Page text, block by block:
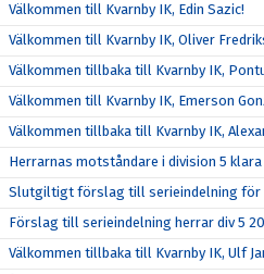
Välkommen till Kvarnby IK, Edin Sazic!
Välkommen till Kvarnby IK, Oliver
Välkommen tillbaka till Kvarnby IK,
Välkommen till Kvarnby IK, Emerson
Välkommen tillbaka till Kvarnby IK,
Herrarnas motståndare i division 5 klara
Slutgiltigt förslag till serieindelning för
Förslag till serieindelning herrar div 5
Välkommen tillbaka till Kvarnby IK, Ulf